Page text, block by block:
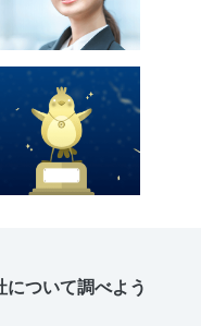
ついて調べよう